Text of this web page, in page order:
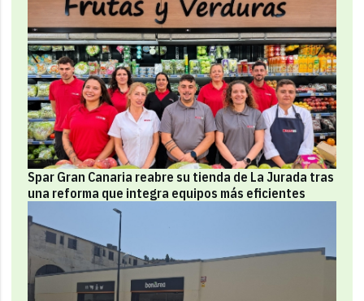
Spar Gran Canaria reabre su tienda de La Jurada tras
una reforma que integra equipos más eficientes